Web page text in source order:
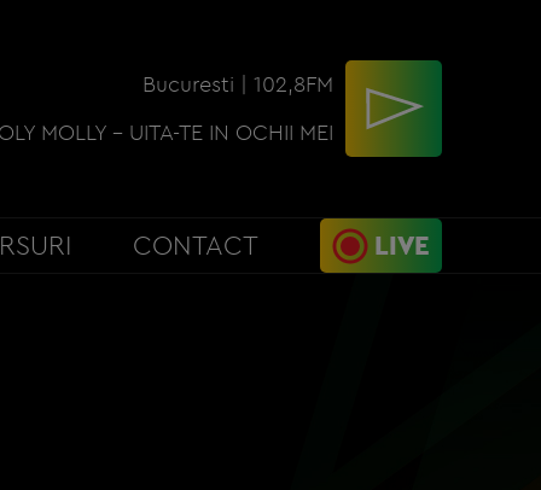
Bucuresti | 102,8FM
MOLLY - UITA-TE IN OCHII MEI
CONTACT LIVE